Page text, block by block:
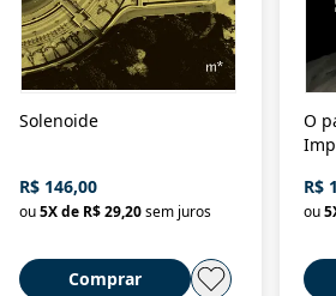
Solenoide
R$ 146,00
ou5X de R$ 29,20sem juros
Comprar
O
R$
ou5